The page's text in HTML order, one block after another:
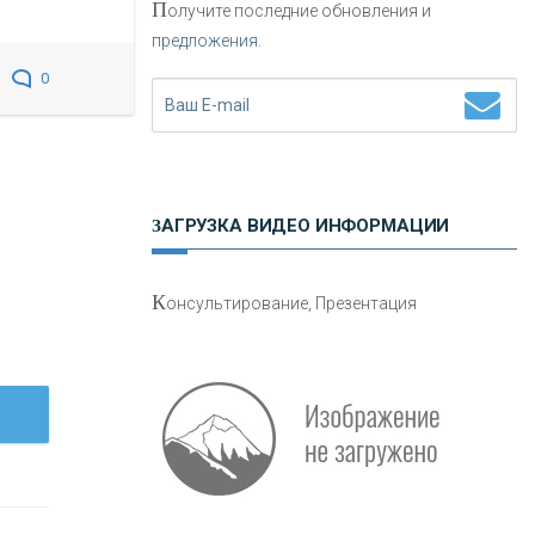
0
Нетворкинг для предпринимателей
авто
Получите последние обновления и
предложения.
ЗАГРУЗКА ВИДЕО ИНФОРМАЦИИ
Консультирование, Презентация